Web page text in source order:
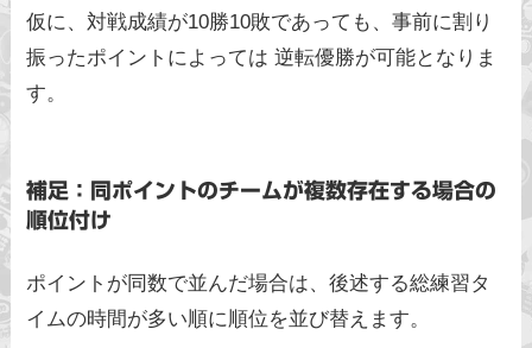
仮に、対戦成績が10勝10敗であっても、事前に割り
振ったポイントによっては 逆転優勝が可能となりま
す。
補足：同ポイントのチームが複数存在する場合の
順位付け
ポイントが同数で並んだ場合は、後述する総練習タ
イムの時間が多い順に順位を並び替えます。